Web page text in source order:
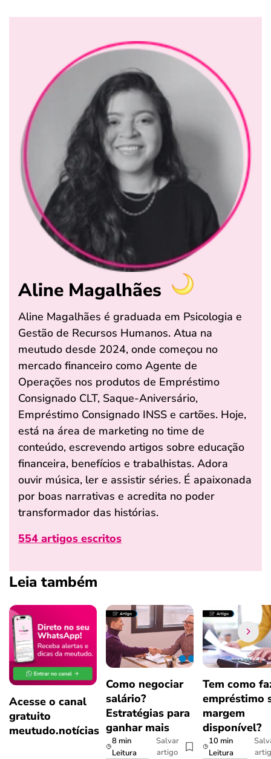
Aline Magalhães
Aline Magalhães é graduada em Psicologia e
Gestão de Recursos Humanos. Atua na
meutudo desde 2024, onde começou no
mercado financeiro como Agente de
Operações nos produtos de Empréstimo
Consignado CLT, Saque-Aniversário,
Empréstimo Consignado INSS e cartões. Hoje,
está na área de marketing no time de
conteúdo, escrevendo artigos sobre educação
financeira, benefícios e trabalhistas. Adora
ouvir música, ler e assistir séries. É apaixonada
por boas narrativas e acredita no poder
transformador das histórias.
554 artigos escritos
Leia também
Acesse o canal
gratuito
meutudo.notícias
Como negociar
salário?
Estratégias para
ganhar mais
8 min
Leitura
Salvar
artigo
Tem como
empréstimo
margem
disponível?
10 min
Leitura